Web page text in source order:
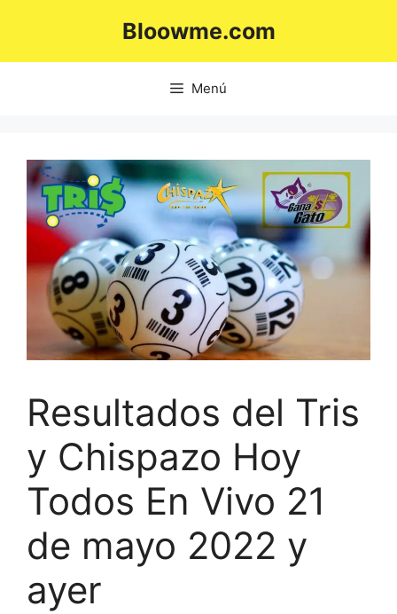
Bloowme.com
Menú
Resultados del Tris
y Chispazo Hoy
Todos En Vivo 21
de mayo 2022 y
ayer